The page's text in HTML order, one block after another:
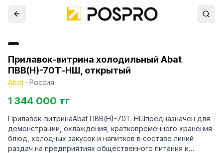
Прилавок-витрина холодильный Abat
ПВВ(Н)-70Т-НШ, открытый
Abat · Россия
1 344 000 тг
Прилавок-витринаAbat ПВВ(Н)-70Т-НШпредназначен для
демонстрации, охлаждения, кратковременного хранения
блюд, холодных закусок и напитков в составе линий
раздач на предприятиях общественного питания и